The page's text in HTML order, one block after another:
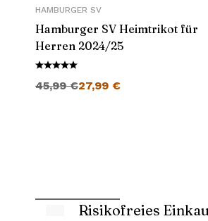
HAMBURGER SV
Hamburger SV Heimtrikot für
Herren 2024/25
45,99€27,99 €
Risikofreies